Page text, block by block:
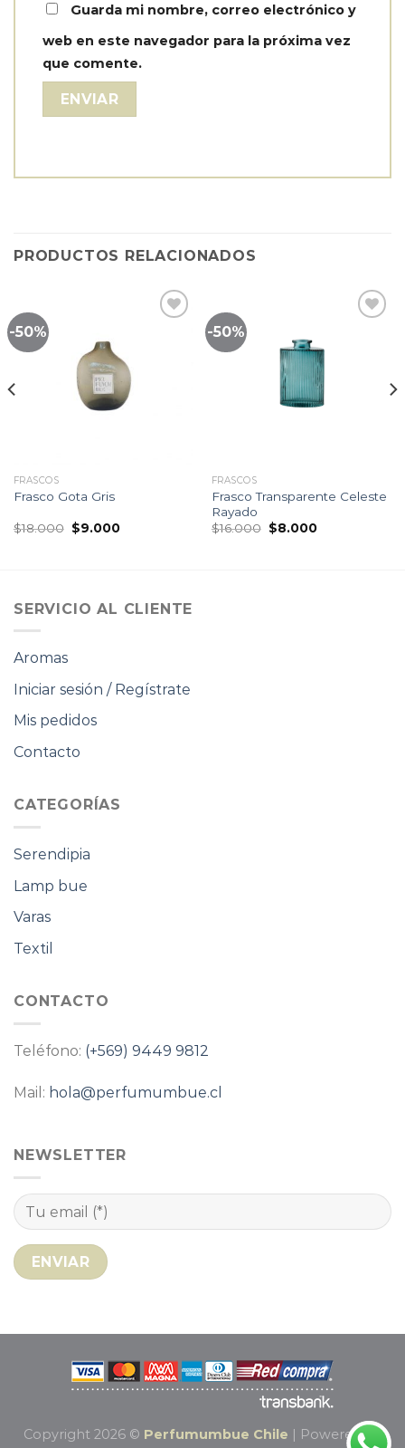
Guarda mi nombre, correo electrónico y
web en este navegador para la próxima vez
que comente.
PRODUCTOS RELACIONADOS
-50%
seguimiento
FRASCOS
Frasco Gota Gris
$18.000 El
precio
$9.000El
-50%
seguimiento
FRASCOS
Frasco Transparente Celeste
Rayado
$16.000 El
precio
$8.000El
SERVICIO AL CLIENTE
Aromas
Iniciar sesión / Regístrate
Mis pedidos
Contacto
CATEGORÍAS
Serendipia
Lamp bue
Varas
Textil
CONTACTO
Teléfono: (+569) 9449 9812
Mail: hola@perfumumbue.cl
NEWSLETTER
Copyright 2026 © Perfumumbue Chile | Powered by